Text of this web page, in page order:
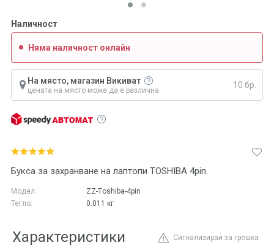
Букса за захранване на лаптопи TOSHIBA 4pin.
Модел:
ZZ-Тoshiba-4pin
Тегло:
0.011 кг
Наличност
Няма наличност онлайн
На място, магазин Викиват
цената на място може да е различна
10 бр.
Сигнализирай за грешка
Характеристики